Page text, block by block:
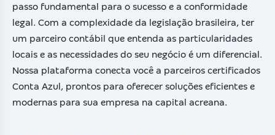
passo fundamental para o sucesso e a conformidade
legal. Com a complexidade da legislação brasileira, ter
um parceiro contábil que entenda as particularidades
locais e as necessidades do seu negócio é um diferencial.
Nossa plataforma conecta você a parceiros certificados
Conta Azul, prontos para oferecer soluções eficientes e
modernas para sua empresa na capital acreana.